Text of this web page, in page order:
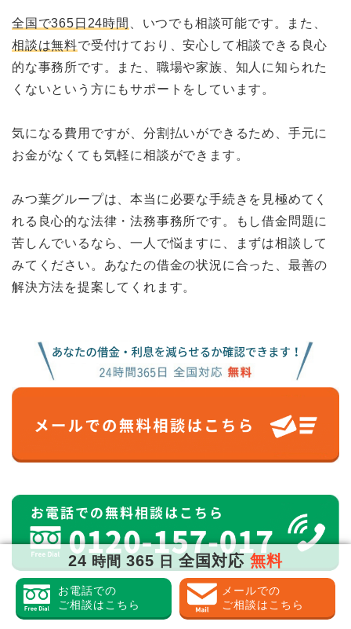
全国で365日24時間
、いつでも相談可能です。また、
相談は無料で受付けており、安心して相談できる良心
的な事務所です。また、職場や家族、知人に知られた
くないという方にもサポートをしています。
気になる費用ですが、分割払いができるため、手元に
お金がなくても気軽に相談ができます。
みつ葉グループは、本当に必要な手続きを見極めてく
れる良心的な法律・法務事務所です。もし借金問題に
苦しんでいるなら、一人で悩ますに、まずは相談して
みてください。あなたの借金の状況に合った、最善の
解決方法を提案してくれます。
24 時間 365 日 全国対応 無料
お電話での
ご相談はこちら
メールでの
ご相談はこちら